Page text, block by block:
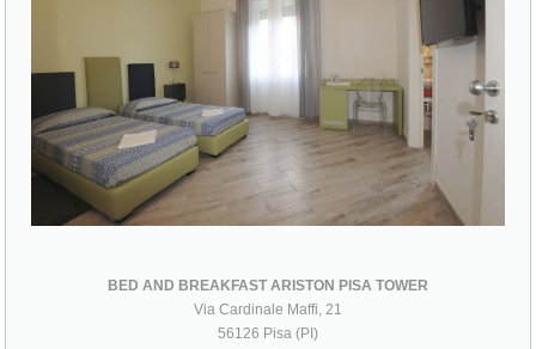
BED AND BREAKFAST ARISTON PISA TOWER
Via Cardinale Maffi, 21
56126 Pisa (PI)